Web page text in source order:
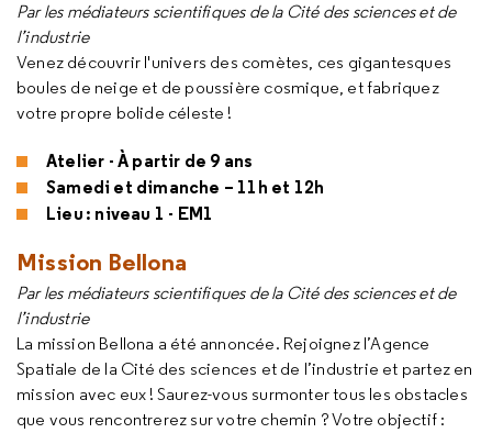
Par les médiateurs scientifiques de la Cité des sciences et de
l’industrie
Venez découvrir l'univers des comètes, ces gigantesques
boules de neige et de poussière cosmique, et fabriquez
votre propre bolide céleste !
Atelier - À partir de 9 ans
Samedi et dimanche – 11h et 12h
Lieu : niveau 1 - EM1
Mission Bellona
Par les médiateurs scientifiques de la Cité des sciences et de
l’industrie
La mission Bellona a été annoncée. Rejoignez l’Agence
Spatiale de la Cité des sciences et de l’industrie et partez en
mission avec eux ! Saurez-vous surmonter tous les obstacles
que vous rencontrerez sur votre chemin ? Votre objectif :